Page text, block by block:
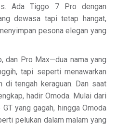
Ada Tiggo 7 Pro dengan
dewasa tapi tetap hangat,
pesona elegan yang
dan Pro Max—dua nama yang
tapi seperti menawarkan
di tengah keraguan. Dan saat
hadir Omoda. Mulai dari
yang gagah, hingga Omoda
pelukan dalam malam yang